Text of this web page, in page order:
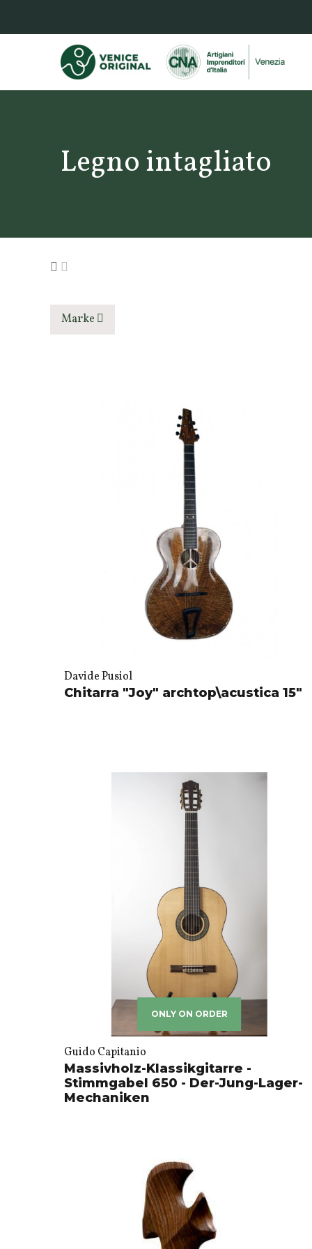
Legno intagliato
Marke
Davide Pusiol
Chitarra "Joy" archtop\acustica 15"
ONLY ON ORDER
Guido Capitanio
Massivholz-Klassikgitarre -
Stimmgabel 650 - Der-Jung-Lager-
Mechaniken